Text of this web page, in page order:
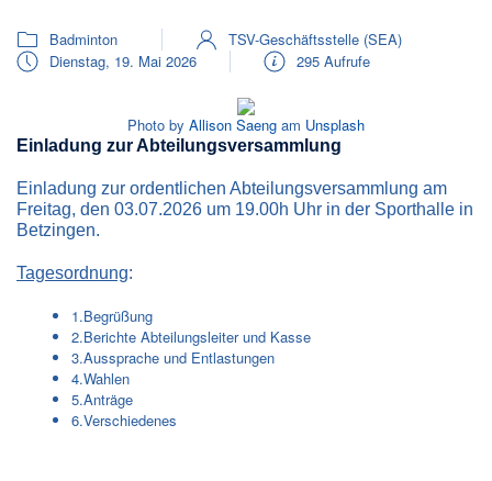
Badminton
TSV-Geschäftsstelle (SEA)
Dienstag, 19. Mai 2026
295 Aufrufe
Photo by Allison Saeng am Unsplash
Einladung zur Abteilungsversammlung
Einladung zur ordentlichen Abteilungsversammlung am
Freitag, den 03.07.2026 um 19.00h Uhr in der Sporthalle in
Betzingen.
Tagesordnung:
1.Begrüßung
2.Berichte Abteilungsleiter und Kasse
3.Aussprache und Entlastungen
4.Wahlen
5.Anträge
6.Verschiedenes